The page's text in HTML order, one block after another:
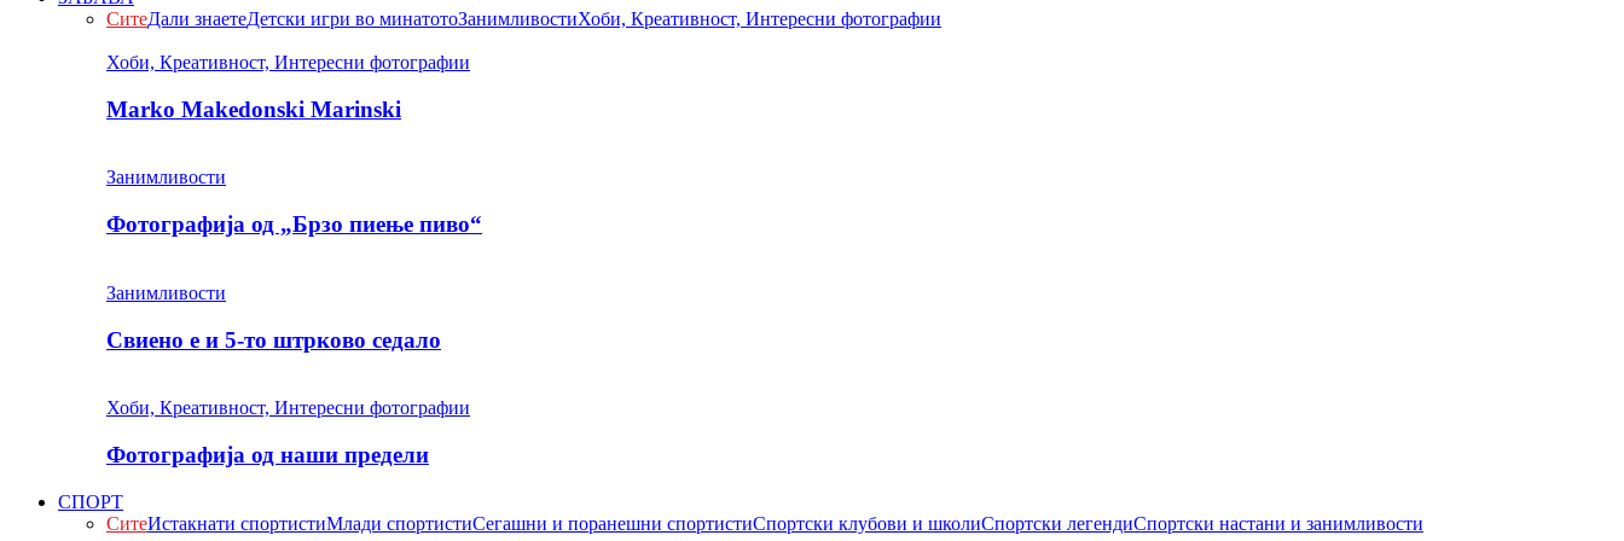
СитеДали знаетеДетски игри во минатотоЗанимливостиХоби, Креативност, Интересни фотографии
Хоби, Креативност, Интересни фотографии
Marko Makedonski Marinski
Занимливости
Фотографија од „Брзо пиење пиво“
Занимливости
Свиено е и 5-то штрково седало
Хоби, Креативност, Интересни фотографии
Фотографија од наши предели
СПОРТ
СитеИстакнати спортистиМлади спортистиСегашни и поранешни спортистиСпортски клубови и школиСпортски легендиСпортски настани и занимливости